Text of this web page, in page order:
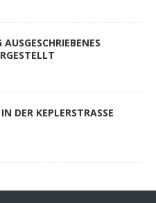
DER KEPLERSTRASSE